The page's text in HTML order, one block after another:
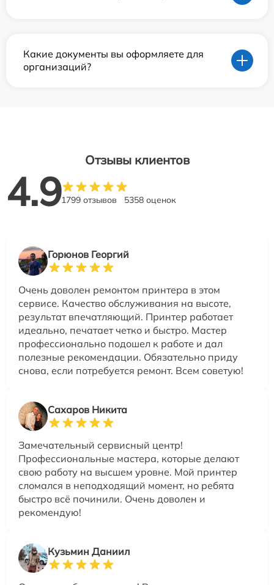
Какие документы вы оформляете для
организаций?
Отзывы клиентов
4.91799 отзывов 5358 оценок
Горюнов Георгий
Очень доволен ремонтом принтера в этом
сервисе. Качество обслуживания на высоте,
результат впечатляющий. Принтер работает
идеально, печатает четко и быстро. Мастер
профессионально подошел к работе и дал
полезные рекомендации. Обязательно приду
снова, если потребуется ремонт. Всем советую!
Сахаров Никита
Замечательный сервисный центр!
Профессиональные мастера, которые делают
свою работу на высшем уровне. Мой принтер
сломался в неподходящий момент, но ребята
быстро всё починили. Очень доволен и
рекомендую!
Кузьмин Даниил